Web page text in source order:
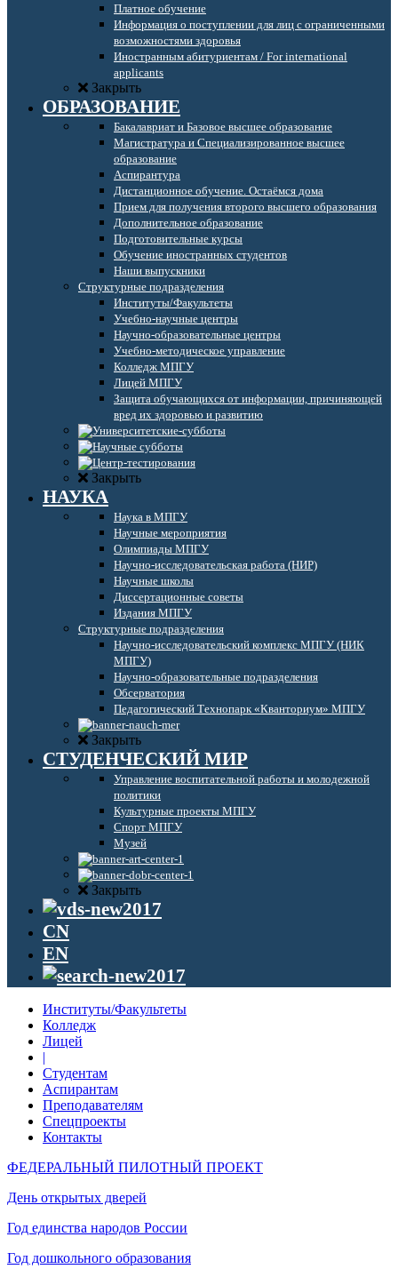
Платное обучение
Информация о поступлении для лиц с ограниченными
возможностями здоровья
Иностранным абитуриентам / For international
applicants
Закрыть
ОБРАЗОВАНИЕ
Бакалавриат и Базовое высшее образование
Магистратура и Специализированное высшее
образование
Аспирантура
Дистанционное обучение. Остаёмся дома
Прием для получения второго высшего образования
Дополнительное образование
Подготовительные курсы
Обучение иностранных студентов
Наши выпускники
Структурные подразделения
Институты/Факультеты
Учебно-научные центры
Научно-образовательные центры
Учебно-методическое управление
Колледж МПГУ
Лицей МПГУ
Защита обучающихся от информации, причиняющей
вред их здоровью и развитию
Закрыть
НАУКА
Наука в МПГУ
Научные мероприятия
Олимпиады МПГУ
Научно-исследовательская работа (НИР)
Научные школы
Диссертационные советы
Издания МПГУ
Структурные подразделения
Научно-исследовательский комплекс МПГУ (НИК
МПГУ)
Научно-образовательные подразделения
Обсерватория
Педагогический Технопарк «Кванториум» МПГУ
Закрыть
СТУДЕНЧЕСКИЙ МИР
Управление воспитательной работы и молодежной
политики
Культурные проекты МПГУ
Спорт МПГУ
Музей
Закрыть
CN
EN
Институты/Факультеты
Колледж
Лицей
|
Студентам
Аспирантам
Преподавателям
Спецпроекты
Контакты
ФЕДЕРАЛЬНЫЙ ПИЛОТНЫЙ ПРОЕКТ
День открытых дверей
Год единства народов России
Год дошкольного образования